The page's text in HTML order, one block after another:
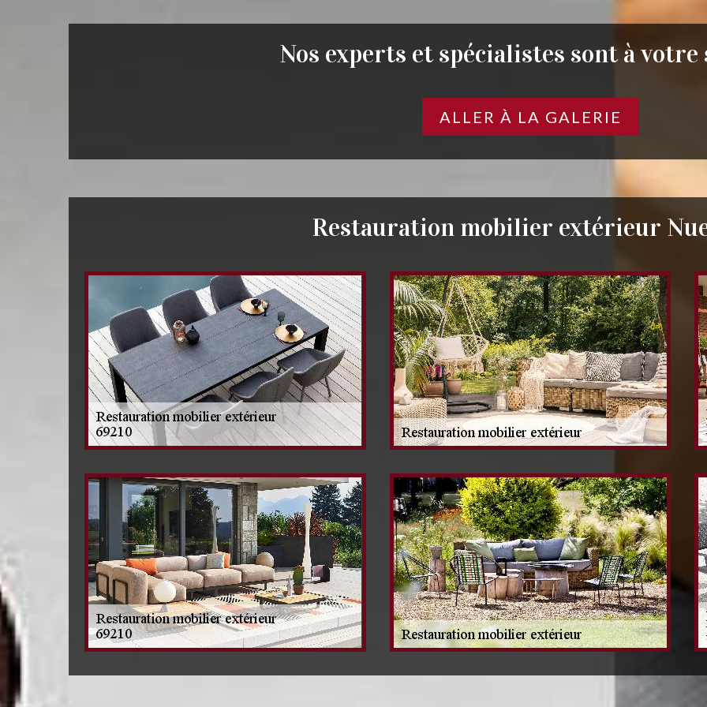
Nos experts et spécialistes sont à votre
ALLER À LA GALERIE
Restauration mobilier extérieur